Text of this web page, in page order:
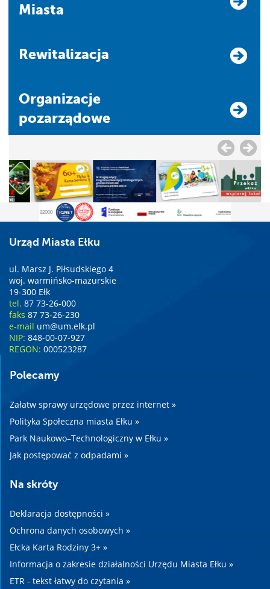
Miasta
Rewitalizacja
Organizacje
pozarządowe
Urząd Miasta Ełku
ul. Marsz J. Piłsudskiego 4
woj. warmińsko-mazurskie
19-300 Ełk
tel. 87 73-26-000
faks 87 73-26-230
e-mail um@um.elk.pl
NIP: 848-00-07-927
REGON: 000523287
Polecamy
Załatw sprawy urzędowe przez internet »
Polityka Społeczna miasta Ełku »
Park Naukowo–Technologiczny w Ełku »
Jak postępować z odpadami »
Na skróty
Deklaracja dostępności »
Ochrona danych osobowych »
Ełcka Karta Rodziny 3+ »
Informacja o zakresie działalności Urzędu Miasta Ełku »
ETR - tekst łatwy do czytania »